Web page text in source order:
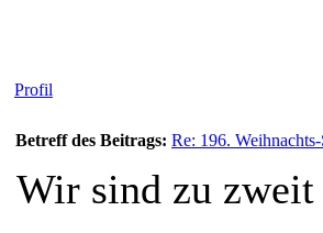
Profil
Betreff des Beitrags: Re: 196.
Wir sind zu zweit